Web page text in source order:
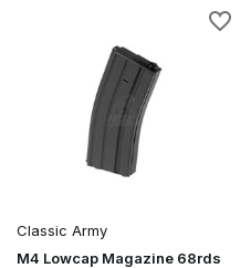
Classic Army
M4 Lowcap Magazine 68rds